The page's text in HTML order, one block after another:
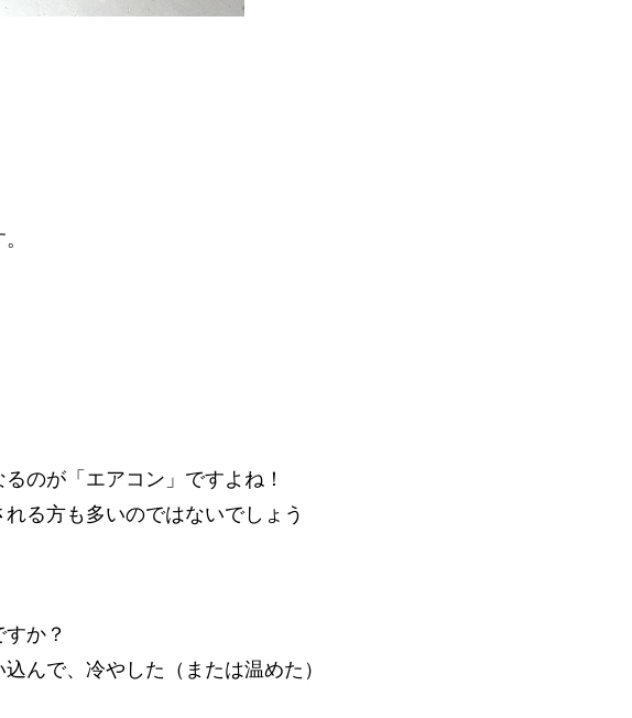
のが「エアコン」ですよね！
る方も多いのではないでしょう
か？
んで、冷やした（または温めた）